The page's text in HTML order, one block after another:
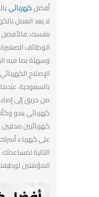
أفضلكهربائي
لا يعد العمل
بنفسك. فالأفضل
الوظائف الصغيرة ،
وسهلة بما فيه
الإصلاح الكهربائي
بالسعودية. عندما
من حريق إلى إصابة
كهربائي يبدو وكأنه
كهربائيين محليين
على كهرباء أسرتك
التالية لمساعدتك في
المؤهلين لوظيفتك.